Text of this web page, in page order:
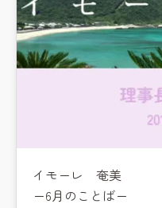
イモーレ 奄美
ー6月のことばー